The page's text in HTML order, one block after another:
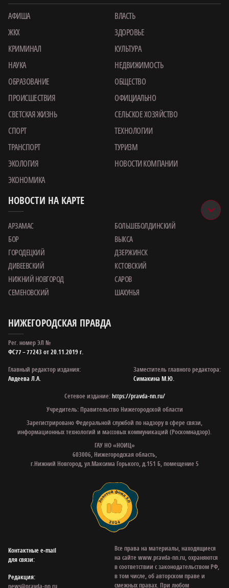
АФИША
ВЛАСТЬ
ЖКХ
ЗДОРОВЬЕ
КРИМИНАЛ
КУЛЬТУРА
НАУКА
НЕДВИЖИМОСТЬ
ОБРАЗОВАНИЕ
ОБЩЕСТВО
ПРОИСШЕСТВИЯ
ОФИЦИАЛЬНО
СВЕТСКАЯ ЖИЗНЬ
СЕЛЬСКОЕ ХОЗЯЙСТВО
СПОРТ
ТЕХНОЛОГИИ
ТРАНСПОРТ
ТУРИЗМ
ЭКОЛОГИЯ
НОВОСТИ КОМПАНИИ
ЭКОНОМИКА
НОВОСТИ НА КАРТЕ
АРЗАМАС
БОЛЬШЕБОЛДИНСКИЙ
БОР
ВЫКСА
ГОРОДЕЦКИЙ
ДЗЕРЖИНСК
ДИВЕЕВСКИЙ
КСТОВСКИЙ
НИЖНИЙ НОВГОРОД
САРОВ
СЕМЕНОВСКИЙ
ШАХУНЬЯ
НИЖЕГОРОДСКАЯ ПРАВДА
Рег. номер ЭЛ №
ФС77 – 77243 от 20.11.2019 г.
Главный редактор издания:
Авдеева Л.А.
Заместитель главного редактора:
Симакина М.Ю.
Сетевое издание:https://pravda-nn.ru/
Учредитель: Правительство Нижегородской области
Зарегистрировано Федеральной службой по надзору в сфере связи,
информационных технологий и массовых коммуникаций (Роскомнадзор).
ГАУ НО «НОИЦ»
603006, Нижегородская область,
г.Нижний Новгород, ул.Максима Горького, д.151 Б, помещение 5
Контактные e‑mail
для связи:
Редакция:
news@pravda-nn.ru
Все права на материалы, находящиеся
на сайте www.pravda-nn.ru, охраняются
в соответствии с законодательством РФ,
в том числе, об авторском праве и
смежных правах. При любом